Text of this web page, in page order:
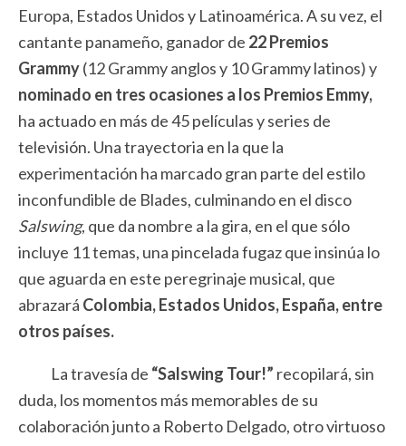
Europa, Estados Unidos y Latinoamérica. A su vez, el
cantante panameño, ganador de 22 Premios
Grammy(12 Grammy anglos y 10 Grammy latinos) y
nominado en tres ocasiones a los Premios Emmy,
ha actuado en más de 45 películas y series de
televisión. Una trayectoria en la que la
experimentación ha marcado gran parte del estilo
inconfundible de Blades, culminando en el disco
Salswing, que da nombre a la gira, en el que sólo
incluye 11 temas, una pincelada fugaz que insinúa lo
que aguarda en este peregrinaje musical, que
abrazará Colombia, Estados Unidos, España, entre
otros países.
La travesía de “Salswing Tour!” recopilará, sin
duda, los momentos más memorables de su
colaboración junto a Roberto Delgado, otro virtuoso